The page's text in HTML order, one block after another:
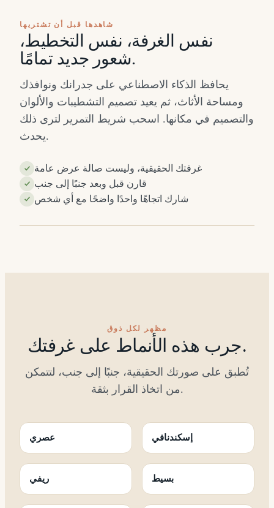
شاهدها قبل أن تشتريها
نفس الغرفة، نفس التخطيط،
شعور جديد تمامًا.
يحافظ الذكاء الاصطناعي على جدرانك ونوافذك
ومساحة الأثاث، ثم يعيد تصميم التشطيبات والألوان
والتصميم في مكانها. اسحب شريط التمرير لترى ذلك
يحدث.
غرفتك الحقيقية، وليست صالة عرض عامة
قارن قبل وبعد جنبًا إلى جنب
شارك اتجاهًا واحدًا واضحًا مع أي شخص
قبل
⇔
مظهر لكل ذوق
جرب هذه الأنماط على غرفتك.
تُطبق على صورتك الحقيقية، جنبًا إلى جنب، لتتمكن
من اتخاذ القرار بثقة.
عصري إسكندنافي
ريفي بسيط